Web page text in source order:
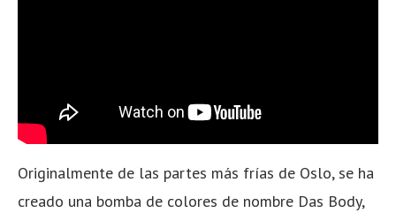
Originalmente de las partes más frías de Oslo, se ha
creado una bomba de colores de nombre Das Body,